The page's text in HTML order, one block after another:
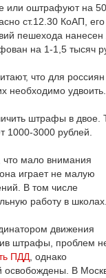
или оштрафуют на
ст.12.30 КоАП,
пешехода
на 1-1,5 тысяч
что для
необходимо удвоить.
штрафы в двое.
1000-3000 рублей.
что мало внимания
играет не малую
В том числе
работу в школах.
движения
штрафы, проблем
ПДД , однако
освобождены. В